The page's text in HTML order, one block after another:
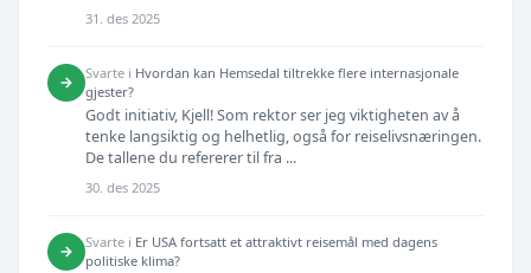
31. des 2025
→ Svarte i Hvordan kan Hemsedal tiltrekke flere internasjonale
gjester?
Godt initiativ, Kjell! Som rektor ser jeg viktigheten av å
tenke langsiktig og helhetlig, også for reiselivsnæringen.
De tallene du refererer til fra ...
30. des 2025
→ Svarte i Er USA fortsatt et attraktivt reisemål med dagens
politiske klima?